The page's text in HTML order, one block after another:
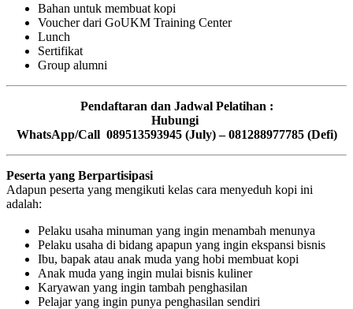
Bahan untuk membuat kopi
Voucher dari GoUKM Training Center
Lunch
Sertifikat
Group alumni
Pendaftaran dan Jadwal Pelatihan :
Hubungi
WhatsApp/Call 089513593945 (July) – 081288977785 (Defi)
Peserta yang Berpartisipasi
Adapun peserta yang mengikuti kelas cara menyeduh kopi ini
adalah:
Pelaku usaha minuman yang ingin menambah menunya
Pelaku usaha di bidang apapun yang ingin ekspansi bisnis
Ibu, bapak atau anak muda yang hobi membuat kopi
Anak muda yang ingin mulai bisnis kuliner
Karyawan yang ingin tambah penghasilan
Pelajar yang ingin punya penghasilan sendiri